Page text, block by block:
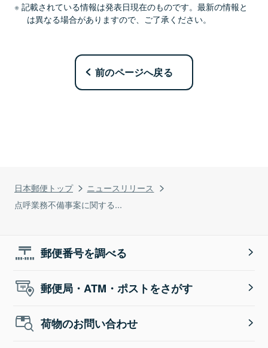
日本郵便トップ
ニュースリリース
点呼業務不備事案に関する...
記載されている情報は発表日現在のものです。最新の情報と
は異なる場合がありますので、ご了承ください。
前のページへ戻る
郵便番号を調べる
郵便局・ATM・ポストをさがす
荷物のお問い合わせ